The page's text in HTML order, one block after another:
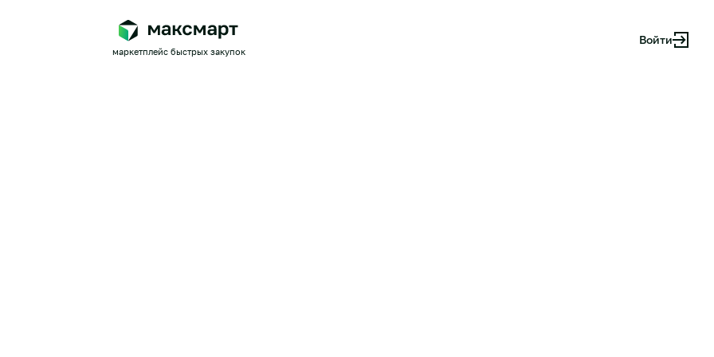
маркетплейс быстрых закупок
Войти